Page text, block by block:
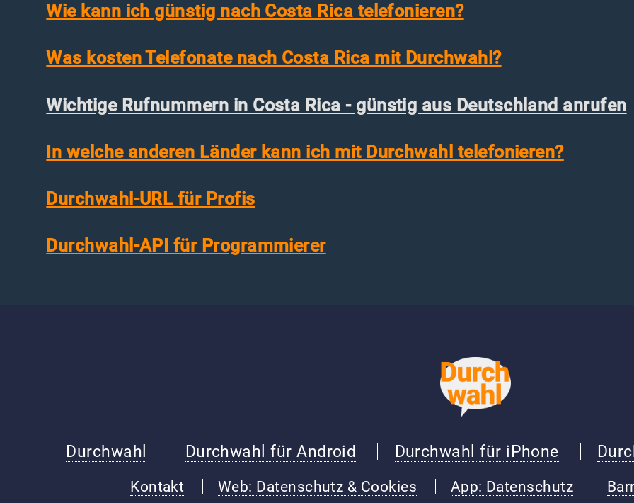
Wie kann ich günstig nach Costa Rica telefonieren?
Was kosten Telefonate nach Costa Rica mit Durchwahl?
Wichtige Rufnummern in Costa Rica - günstig aus Deutschland anrufen
In welche anderen Länder kann ich mit Durchwahl telefonieren?
Durchwahl-URL für Profis
Durchwahl-API für Programmierer
Durchwahl Durchwahl für Android Durchwahl für iPhone
Kontakt Web: Datenschutz & Cookies App: Datenschutz